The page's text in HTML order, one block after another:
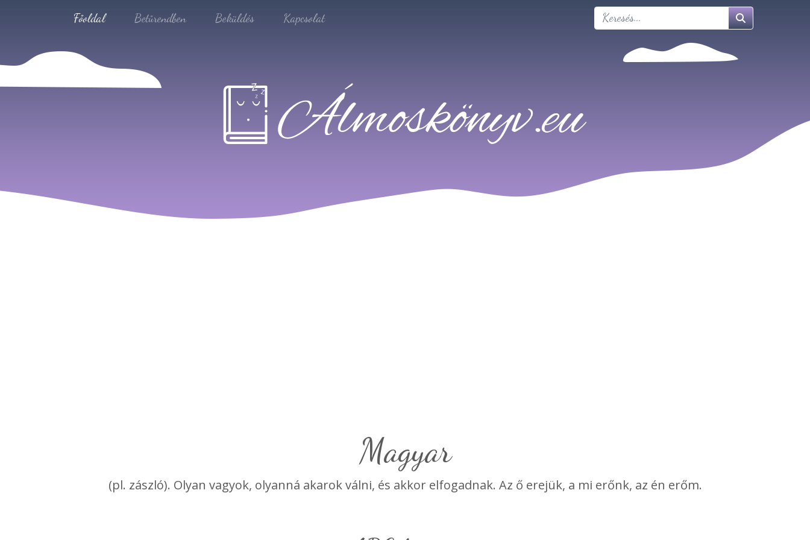
Főoldal Betűrendben Beküldés Kapcsolat
Magyar
(pl. zászló). Olyan vagyok, olyanná akarok válni, és akkor elfogadnak. Az ő erejük, a mi erőnk, az én erőm.